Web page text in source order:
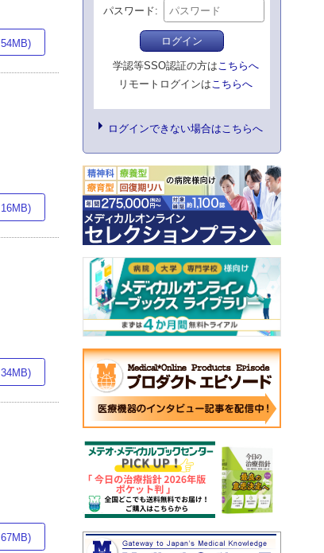
パスワード
ログイン
学認等SSO認証の方はこちらへ
リモートログインはこちらへ
ログインできない場合はこちらへ